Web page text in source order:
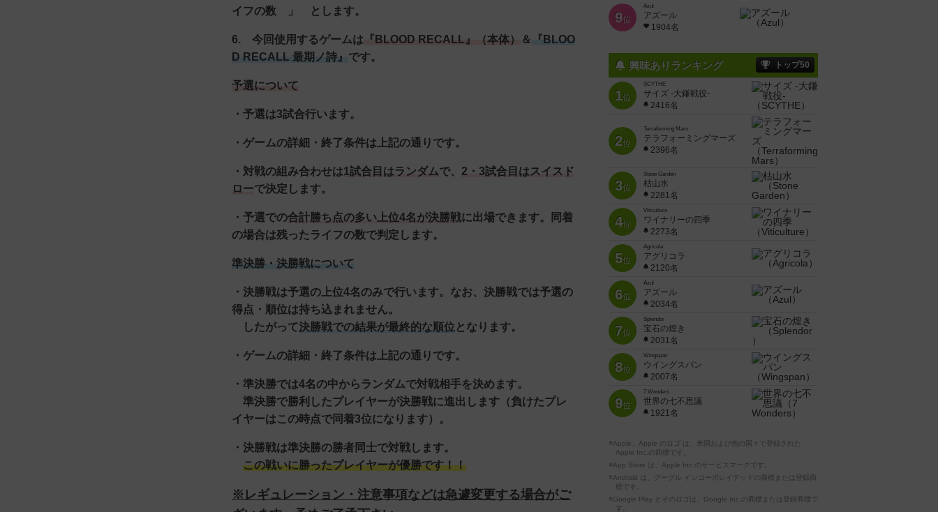
イフの数 」 とします。
6. 今回使用するゲームは 『BLOOD RECALL』（本体） ＆
『BLOO
D RECALL 最期ノ詩』 です。
予選について
・予選は3試合行います。
・ゲームの詳細・終了条件は上記の通りです。
・対戦の組み合わせは1試合目はランダムで、 2・3試合目はスイスド
ローで決定します。
・予選での合計勝ち点の多い上位4名が決勝戦に出場できます。同着
の場合は残ったライフの数で判定します。
準決勝・決勝戦について
・決勝戦は予選の上位4名のみで行います。なお、決勝戦では予選の
得点・順位は持ち込まれません。
したがって決勝戦での結果が最終的な順位 となります。
・ゲームの詳細・終了条件は上記の通りです。
・準決勝では4名の中からランダムで対戦相手を決めます。
準決勝で勝利したプレイヤーが決勝戦に進出します（負けたプレ
イヤーはこの時点で同着3位になります）。
・決勝戦は準決勝の勝者同士で対戦します。
この戦いに勝ったプレイヤーが優勝です！！
※レギュレーション・注意事項などは急遽変更する場合がご
9位
Azul
アズール
1904名
興味ありランキング トップ50
1位
SCYTHE
サイズ -大鎌戦役-
2416名
2位
Terraforming Mars
テラフォーミングマーズ
2396名
3位
Stone Garden
枯山水
2281名
4位
Viticulture
ワイナリーの四季
2273名
5位
Agricola
アグリコラ
2120名
6位
Azul
アズール
2034名
7位
Splendor
宝石の煌き
2031名
8位
Wingspan
ウイングスパン
2007名
9位
7 Wonders
世界の七不思議
1921名
※Apple、Apple のロゴ は、米国および他の国々で登録された
Apple Inc.の商標です。
※App Store は、Apple Inc.のサービスマークです。
※Android は、グーグル インコーポレイテッドの商標または登録商
標です。
※Google Play とそのロゴは、Google Inc.の商標または登録商標で
す。